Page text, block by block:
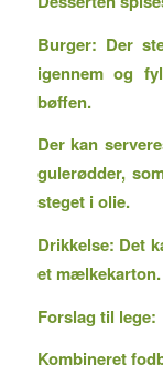
Burger: Der
igennem og
bøffen.
Der kan
gulerødder,
steget i olie.
Drikkelse: Det
et mælkekarton.
Forslag til lege:
Kombineret